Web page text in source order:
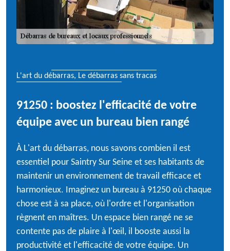
L'art du débarras, Le débarras sans tracas
91250 : boostez l'efficacité de votre
équipe avec un bureau bien rangé
À L'art du débarras, nous savons combien il est
essentiel pour Saintry Sur Seine et ses habitants de
maintenir un environnement de travail efficace et
harmonieux. Imaginez un bureau à 91250 où chaque
chose est à sa place, où l'ordre et l'organisation
règnent en maîtres. Un espace bien rangé ne se
contente pas de plaire à l'œil, il booste aussi la
productivité et l'efficacité de votre équipe. Un